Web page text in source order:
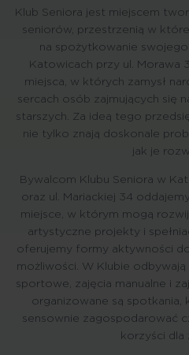
Klub Seniora jest miejscem
seniorów, przestrzenią w
na spożytkowanie swojego
Katowicach przy ul. Morawa
miejsca, w których zamysł
sercach osób zajmujących się
starszych. Za ideą tego
nie tylko znają doskonale
jak je
Bywalcom Klubu Seniora w
oraz ul. Mariackiej 34
miejsce, w którym mogą
artystyczne projekty i
oferujemy formy aktywności
możliwości. W Klubie
sportowe, zajęcia manualne i
organizowane są
sensownie zagospodarować
korzyści dla